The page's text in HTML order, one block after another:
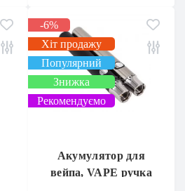
-6%
Хіт продажу
Популярний
Знижка
Рекомендуємо
Акумулятор для
вейпа, VAPE ручка